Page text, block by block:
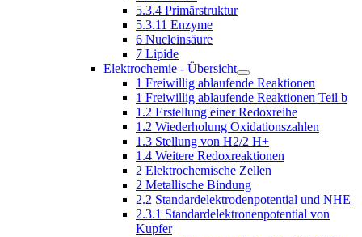
5.3.4 Primärstruktur
5.3.11 Enzyme
6 Nucleinsäure
7 Lipide
Elektrochemie - Übersicht
1 Freiwillig ablaufende Reaktionen
1 Freiwillig ablaufende Reaktionen Teil b
1.2 Erstellung einer Redoxreihe
1.2 Wiederholung Oxidationszahlen
1.3 Stellung von H2/2 H+
1.4 Weitere Redoxreaktionen
2 Elektrochemische Zellen
2 Metallische Bindung
2.2 Standardelektrodenpotential und NHE
2.3.1 Standardelektronenpotential von
Kupfer